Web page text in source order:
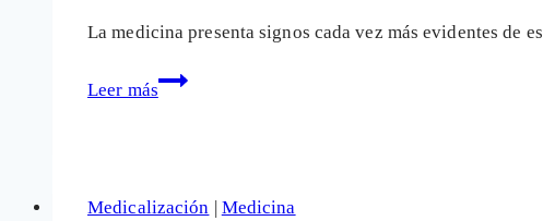
La medicina presenta signos cada vez más evidentes de
Leer más
Doctor
vive
Medicalización | Medicina